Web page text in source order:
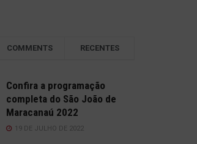
COMMENTS RECENTES
Confira a programação
completa do São João de
Maracanaú 2022
19 DE JULHO DE 2022